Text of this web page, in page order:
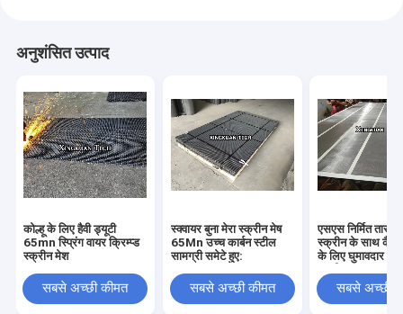
अनुशंसित उत्पाद
कोल्हू के लिए हैवी ड्यूटी
65mn स्प्रिंग वायर क्रिम्प्ड
स्क्रीन मेश
सबसे अच्छी कीमत
स्क्वायर बुना मेरा स्क्रीन मेष
65Mn उच्च कार्बन स्टील
सामग्री समेटे हुए:
सबसे अच्छी कीमत
एसएस निर्मित तार
स्क्रीन के साथ
के लिए घुमावदार
सबसे अच्छी